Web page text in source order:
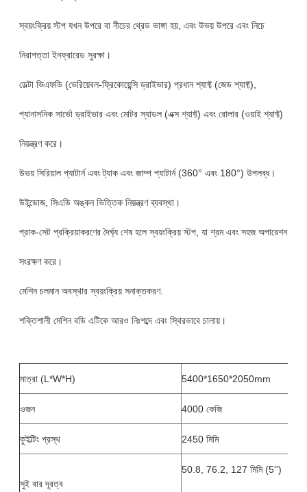
স্বয়ংক্রিয় স্টপ যখন উপরে বা নীচের থ্রেড ভাঙ্গা হয়, এবং উভয় উপরে এবং নিচে
নিরাপত্তা ইনফ্রারেড সুরক্ষা।
ডেল্টা ভিএফডি (ভেরিয়েবল-ফ্রিকোয়েন্সি ড্রাইভার) প্রধান শ্যাফ্ট (জেড শ্যাফ্ট),
প্যানাসনিক সার্ভো ড্রাইভার এবং মোটর স্যাডল (এক্স শ্যাফ্ট) এবং রোলার (ওয়াই শ্যাফ্ট)
নিয়ন্ত্রণ করে।
উভয় সিরিয়াল প্যাটার্ন এবং ট্যাক এবং জাম্প প্যাটার্ন (360° এবং 180°) উপলব্ধ।
উইন্ডোজ, সিএডি অঙ্কন ভিত্তিক নিয়ন্ত্রণ ব্যবস্থা।
প্রাক-সেট প্রক্রিয়াকরণের দৈর্ঘ্য শেষ হলে স্বয়ংক্রিয় স্টপ, যা শ্রম এবং সহজ অপারেশন
সংরক্ষণ করে।
মেশিন চলমান অবস্থার স্বয়ংক্রিয় সনাক্তকরণ.
শক্তিশালী মেশিন বডি এটিকে আরও নিঃশব্দে এবং স্থিরভাবে চালায়।
মাত্রা (L*W*H) 5400*1650*2050mm
ওজন 4000 কেজি
কুইল্টিং প্রস্থ 2450 মিমি
সুই বার দূরত্ব
50.8, 76.2, 127 মিমি (5'')